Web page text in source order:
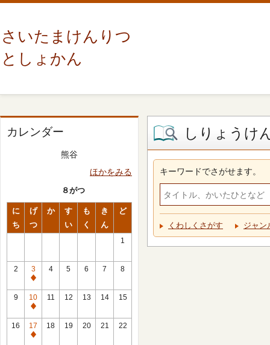
さいたまけんりつ
としょかん
カレンダー
熊谷
ほかをみる
８がつ
に
ち
げ
つ
か
す
い
も
く
き
ん
ど
1
2
3
休
館
日
4 5 6 7 8
9
10
休
館
日
11 12 13 14 15
16
17
休
18 19 20 21 22
しりょうけ
キーワードでさがせます。
くわしくさがす ジャン